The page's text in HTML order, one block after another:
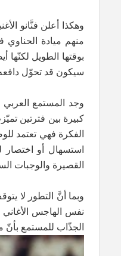
وهكذا أعلن فنَّانو
بوقتها الطويل لكنّها
سيكون قد تحوّل
وجد المستمع
كبيرة بين فترتين
الفكرة فهي تعتمد
استسهال أو اختصار
القصيرة والوجبات
وبما أنَّ التطور لا
نفس الهاجس الأغاني
الجذّاب للمستمع